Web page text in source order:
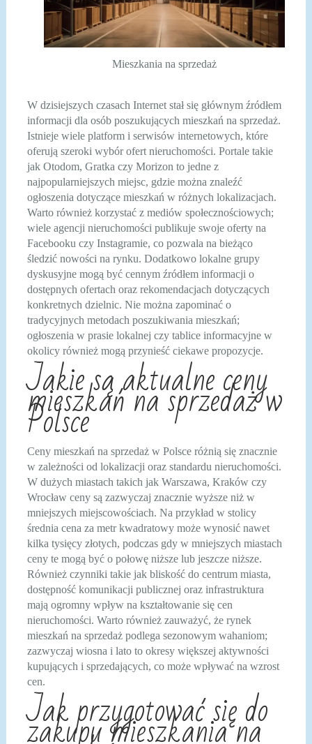
Mieszkania na sprzedaż
W dzisiejszych czasach Internet stał się głównym źródłem
informacji dla osób poszukujących mieszkań na sprzedaż.
Istnieje wiele platform i serwisów internetowych, które
oferują szeroki wybór ofert nieruchomości. Portale takie
jak Otodom, Gratka czy Morizon to jedne z
najpopularniejszych miejsc, gdzie można znaleźć
ogłoszenia dotyczące mieszkań w różnych lokalizacjach.
Warto również korzystać z mediów społecznościowych;
wiele agencji nieruchomości publikuje swoje oferty na
Facebooku czy Instagramie, co pozwala na bieżąco
śledzić nowości na rynku. Dodatkowo lokalne grupy
dyskusyjne mogą być cennym źródłem informacji o
dostępnych ofertach oraz rekomendacjach dotyczących
konkretnych dzielnic. Nie można zapominać o
tradycyjnych metodach poszukiwania mieszkań;
ogłoszenia w prasie lokalnej czy tablice informacyjne w
okolicy również mogą przynieść ciekawe propozycje.
Jakie są aktualne ceny
mieszkań na sprzedaż w
Polsce
Ceny mieszkań na sprzedaż w Polsce różnią się znacznie
w zależności od lokalizacji oraz standardu nieruchomości.
W dużych miastach takich jak Warszawa, Kraków czy
Wrocław ceny są zazwyczaj znacznie wyższe niż w
mniejszych miejscowościach. Na przykład w stolicy
średnia cena za metr kwadratowy może wynosić nawet
kilka tysięcy złotych, podczas gdy w mniejszych miastach
ceny te mogą być o połowę niższe lub jeszcze niższe.
Również czynniki takie jak bliskość do centrum miasta,
dostępność komunikacji publicznej oraz infrastruktura
mają ogromny wpływ na kształtowanie się cen
nieruchomości. Warto również zauważyć, że rynek
mieszkań na sprzedaż podlega sezonowym wahaniom;
zazwyczaj wiosna i lato to okresy większej aktywności
kupujących i sprzedających, co może wpływać na wzrost
cen.
Jak przygotować się do
zakupu mieszkania na